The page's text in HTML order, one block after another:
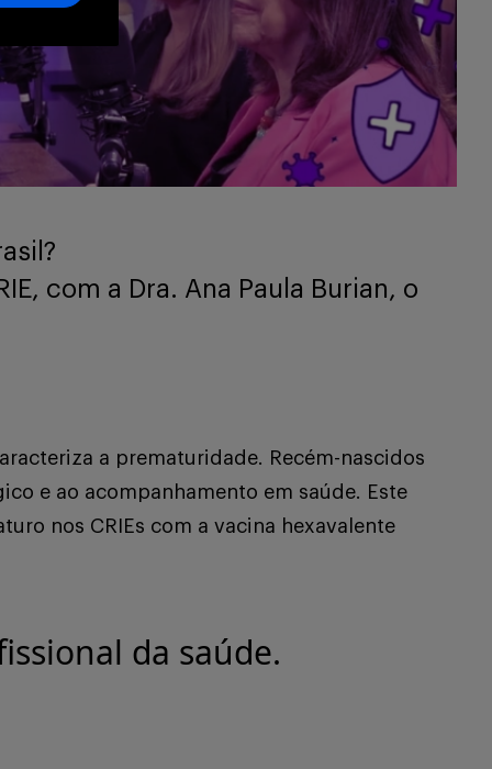
com a Dra. Ana Paula Burian, o
a prematuridade. Recém-nascidos
e ao acompanhamento em saúde. Este
nos CRIEs com a vacina hexavalente
da saúde.